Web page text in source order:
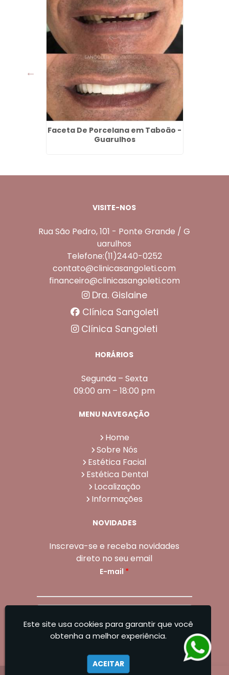
Faceta De Porcelana em Taboão -
Guarulhos
VISITE-NOS
Rua São Pedro, 101 - Ponte Grande / G
uarulhos
Telefone:(11)2440-0252
contato@clinicasangoleti.com
financeiro@clinicasangoleti.com
Dra. Gislaine
Clínica Sangoleti
Clínica Sangoleti
HORÁRIOS
Segunda – Sexta
09:00 am – 18:00 pm
MENU NAVEGAÇÃO
Home
Sobre Nós
Estética Facial
Estética Dental
Localização
Informações
NOVIDADES
Inscreva-se e receba novidades
direto no seu email
E-mail *
Sangoleti Odontologia - Estética Dental e
Este site usa cookies para garantir que você
obtenha a melhor experiência.
ACEITAR